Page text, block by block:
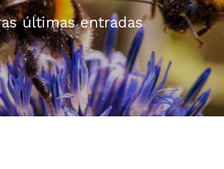
últimas entradas